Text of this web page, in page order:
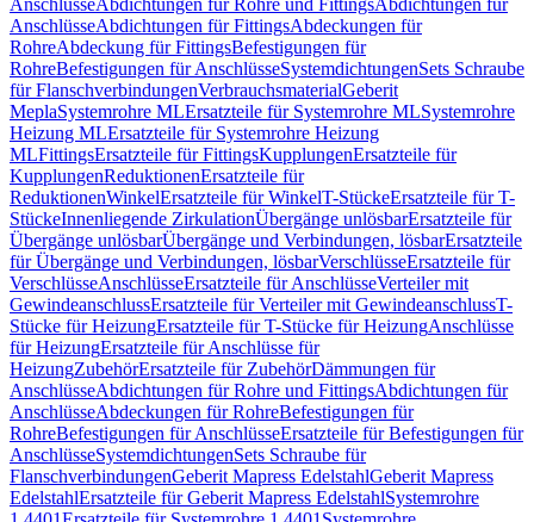
AnschlüsseAbdichtungen für Rohre und FittingsAbdichtungen für
AnschlüsseAbdichtungen für FittingsAbdeckungen für
RohreAbdeckung für FittingsBefestigungen für
RohreBefestigungen für AnschlüsseSystemdichtungenSets Schraube
für FlanschverbindungenVerbrauchsmaterialGeberit
MeplaSystemrohre MLErsatzteile für Systemrohre MLSystemrohre
Heizung MLErsatzteile für Systemrohre Heizung
MLFittingsErsatzteile für FittingsKupplungenErsatzteile für
KupplungenReduktionenErsatzteile für
ReduktionenWinkelErsatzteile für WinkelT-StückeErsatzteile für T-
StückeInnenliegende ZirkulationÜbergänge unlösbarErsatzteile für
Übergänge unlösbarÜbergänge und Verbindungen, lösbarErsatzteile
für Übergänge und Verbindungen, lösbarVerschlüsseErsatzteile für
VerschlüsseAnschlüsseErsatzteile für AnschlüsseVerteiler mit
GewindeanschlussErsatzteile für Verteiler mit GewindeanschlussT-
Stücke für HeizungErsatzteile für T-Stücke für HeizungAnschlüsse
für HeizungErsatzteile für Anschlüsse für
HeizungZubehörErsatzteile für ZubehörDämmungen für
AnschlüsseAbdichtungen für Rohre und FittingsAbdichtungen für
AnschlüsseAbdeckungen für RohreBefestigungen für
RohreBefestigungen für AnschlüsseErsatzteile für Befestigungen für
AnschlüsseSystemdichtungenSets Schraube für
FlanschverbindungenGeberit Mapress EdelstahlGeberit Mapress
EdelstahlErsatzteile für Geberit Mapress EdelstahlSystemrohre